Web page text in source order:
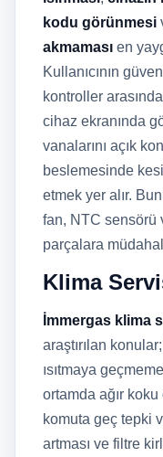
kodu görünmesi
akmaması en
Kullanıcının
kontroller
cihaz ekranında
vanalarını açık
beslemesinde
etmek yer alır.
fan, NTC sensörü
parçalara
Klima
İmmergas klima
araştırılan
ısıtmaya
ortamda ağır koku
komuta geç tepki
artması ve filtre